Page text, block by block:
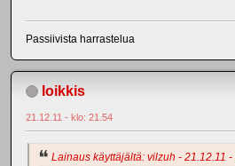
Passiivista harrastelua
loikkis
21.12.11 - klo: 21.54
Lainaus käyttäjältä: vilzuh - 21.12.11